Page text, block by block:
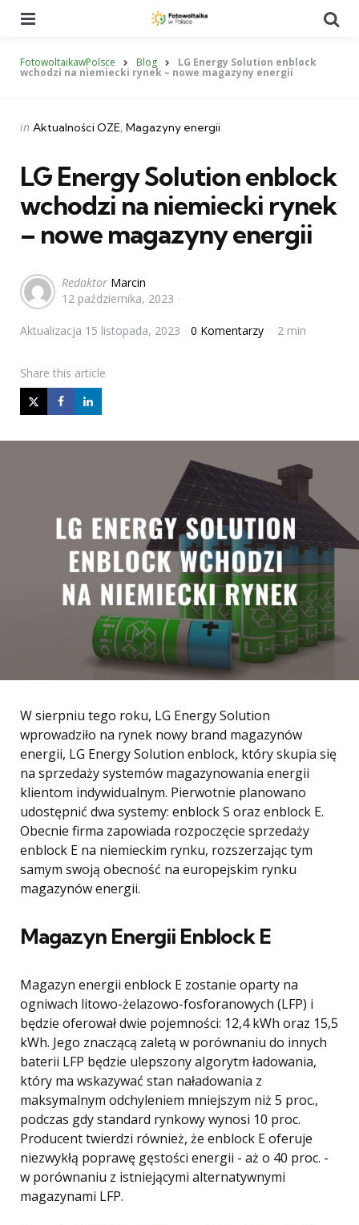
FotowoltaikawPolsce Blog LG Energy Solution enblock
wchodzi na niemiecki rynek – nowe magazyny energii
Categories
Posted
in Aktualności OZE Magazyny energii
LG Energy Solution enblock
wchodzi na niemiecki rynek
– nowe magazyny energii
Posted
by
Redaktor Marcin
12 października, 2023
Aktualizacja 15 listopada, 2023 0 Komentarzy 2 min
Share this article
W sierpniu tego roku, LG Energy Solution
wprowadziło na rynek nowy brand magazynów
energii, LG Energy Solution enblock, który skupia się
na sprzedaży systemów magazynowania energii
klientom indywidualnym. Pierwotnie planowano
udostępnić dwa systemy: enblock S oraz enblock E.
Obecnie firma zapowiada rozpoczęcie sprzedaży
enblock E na niemieckim rynku, rozszerzając tym
samym swoją obecność na europejskim rynku
magazynów energii.
Magazyn Energii Enblock E
Magazyn energii enblock E zostanie oparty na
ogniwach litowo-żelazowo-fosforanowych (LFP) i
będzie oferował dwie pojemności: 12,4 kWh oraz 15,5
kWh. Jego znaczącą zaletą w porównaniu do innych
baterii LFP będzie ulepszony algorytm ładowania,
który ma wskazywać stan naładowania z
maksymalnym odchyleniem mniejszym niż 5 proc.,
podczas gdy standard rynkowy wynosi 10 proc.
Producent twierdzi również, że enblock E oferuje
niezwykłą poprawę gęstości energii - aż o 40 proc. -
w porównaniu z istniejącymi alternatywnymi
magazynami LFP.